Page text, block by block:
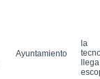
Ayuntamiento
la